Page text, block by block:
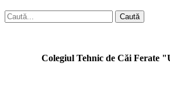
Caută
Colegiul Tehnic de Căi Ferate